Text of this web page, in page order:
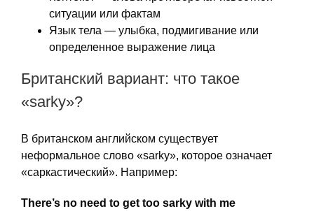
ситуации или фактам
Язык тела — улыбка, подмигивание или
определенное выражение лица
Британский вариант: что такое
«sarky»?
В британском английском существует
неформальное слово «sarky», которое означает
«саркастический». Например:
There’s no need to get too sarky with me